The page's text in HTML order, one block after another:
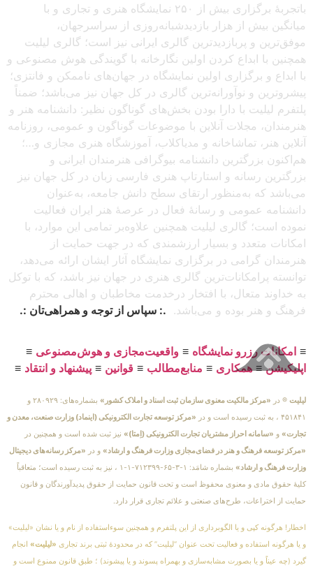
باتجربهٔ برگزاری بیش از ۲۵۰ نمایشگاه هنری و تجاری و با
میانگین بیش از هزار بازدیدشبانه‌روزی از سراسرجهان،
موفق‌ترین و پربازدیدترین گالری ایرانی نیز است؛ گالری لیلیت
همچنین با ابداع کردن اولین نگارخانه با گویندگی هوش مصنوعی و
با ابداع و برگزاری اولین نمایشگاه در جهان‌های ناممکن و فانتزی؛
پیشروترین و نوآورانه‌ترین گالری در کل جهان نیز می‌باشد؛ ضمناً
پلتفرم لیلیت با دارا بودن بخش‌های گوناگون نظیر: دانشنامه هنر و
هنرمندان، مجلات آنلاین با موضوعات گوناگون و عمومی، روزنامه
آنلاین هنر، تماشاخانه و مدیاکلاب، آموزشگاه هنری مجازی و…؛
هم‌اکنون بزرگترین دانشنامه بیوگرافی هنرمندان ایرانی و
بزرگترین رسانه و استارتاپ هنری فارسی زبان در کل جهان نیز
می‌باشد که به‌منظور ارتقای سطح دانش جامعه، به‌عنوان
دانشنامه عمومی و رسانهٔ فعال در عرصهٔ هنر ایران فعالیت
نموده است؛ گالری لیلیت همچنین علاوه‌بر تمامی این موارد، با
امکانات متعدد و بسیار ارزشمندی که در جهت حمایت از
هنرمندان گرامی در برگزاری نمایشگاه آثار ایشان ارائه می‌دهد،
توانسته پرامکانات‌ترین گالری هنری در جهان نیز باشد، که با توکل
به خداوند متعال، با افتخار درخدمت مخاطبان و اهالی محترم
فرهنگ و هنر بوده و می‌باشد. .: سپاس از توجه و همراهی‌تان :.
≡ امکانات رزرو نمایشگاه ≡ واقعیت‌مجازی و هوش‌مصنوعی ≡
اپلیکیشن≡همکاری ≡ منابع‌مطالب ≡ قوانین ≡ پیشنهاد و انتقاد ≡
لیلیت ® در «مرکز مالکیت معنوی سازمان ثبت اسناد و املاک کشور»
بشماره‌های: ۲۸۰۹۲۹ و
۴۵۱۸۴۱ ، به ثبت رسیده است و در
«مرکز توسعه تجارت الکترونیکی (اینماد) وزارت صنعت، معدن و
تجارت» و «سامانه احراز مشتریان تجارت الکترونیکی (اِمتا)» نیز ثبت شده است و همچنین در
«مرکز توسعه فرهنگ و هنر در فضای‌مجازی وزارت فرهنگ و ارشاد» و در «مرکز رسانه‌های دیجیتال
وزارت فرهنگ و ارشاد»
بشماره شامَد: ۱-۳-۶۵-۷۱۲۳۹۹-۱-۱ ، نیز به ثبت رسیده است؛ متعاقباً
کلیهٔ حقوق مادی و معنوی محفوظ است و تحت قانون حمایت از حقوق پدیدآورندگان و قانون
حمایت از اختراعات، طرح‌های صنعتی و علائم تجاری قرار دارد.
اخطار! هرگونه کپی و یا الگوبرداری از این پلتفرم و همچنین سوءاستفاده از نام و یا نشان «لیلیت»
و یا هرگونه استفاده و فعالیت تحت عنوان “لیلیت” که در محدودهٔ ثبتی برند تجاری «لیلیت» انجام
گیرد (چه عیناً و یا بصورت مشابه‌سازی و بهمراه پسوند و یا پیشوند) ؛ طبق قانون ممنوع است و